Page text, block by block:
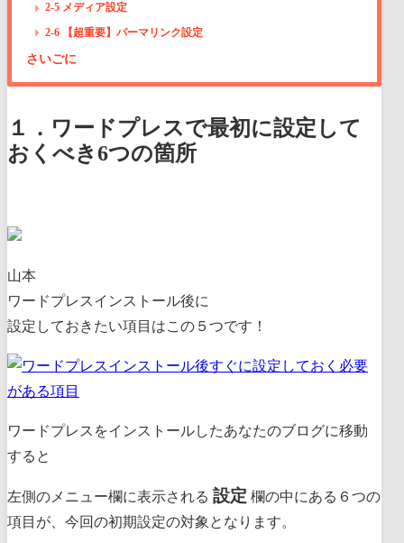
2-5 メディア設定
2-6 【超重要】パーマリンク設定
さいごに
１．ワードプレスで最初に設定して
おくべき6つの箇所
山本
ワードプレスインストール後に
設定しておきたい項目はこの５つです！
ワードプレスをインストールしたあなたのブログに移動
すると
左側のメニュー欄に表示される 設定 欄の中にある６つの
項目が、今回の初期設定の対象 となります。